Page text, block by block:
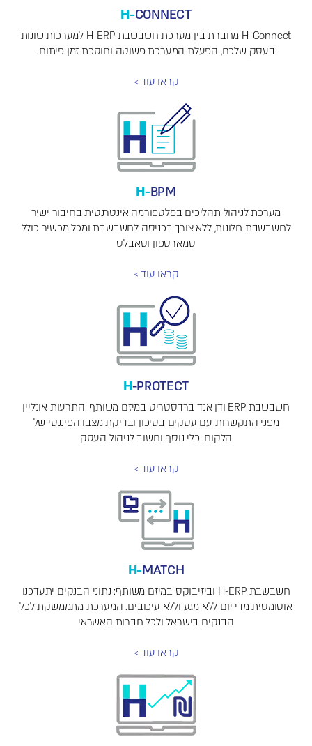
H-CONNECT
H-Connect מחברת בין מערכת חשבשבת H-ERP למערכות שונות
בעסק שלכם, הפעלת המערכת פשוטה וחוסכת זמן פיתוח.
קראו עוד >
H-BPM
מערכת לניהול תהליכים בפלטפורמה אינטרנטית בחיבור ישיר
לחשבשבת חלונות, ללא צורך בכניסה לחשבשבת ומכל מכשיר כולל
סמארטפון וטאבלט
קראו עוד >
H-PROTECT
חשבשבת ERP ודן אנד ברדסטריט במיזם משותף: התרעות אונליין
מפני התקשרות עם עסקים בסיכון ובדיקת מצבו הפיננסי של
הלקוח. כלי נוסף וחשוב לניהול העסק
קראו עוד >
H-MATCH
חשבשבת H-ERP וביזיבוקס במיזם משותף: נתוני הבנקים יתעדכנו
אוטומטית מדי יום ללא מגע וללא עיכובים. המערכת מתממשקת לכל
הבנקים בישראל ולכל חברות האשראי
קראו עוד >